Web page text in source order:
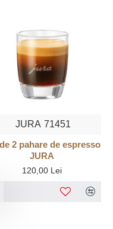
JURA 71451
2 pahare de espresso
JURA
120,00 Lei